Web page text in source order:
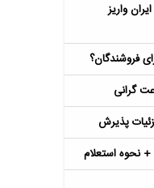
واریز
فروشندگان؟
گرانی
پذیرش
+ نحوه استعلام